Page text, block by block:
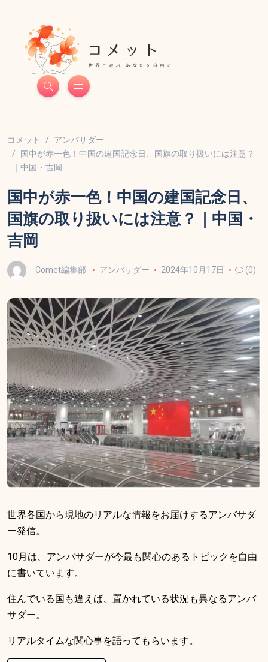
コメット
アンバサダー
国中が赤一色！中国の建国記念日、国旗の取り扱いには注意？
｜中国・吉岡
国中が赤一色！中国の建国記念日、
国旗の取り扱いには注意？｜中国・
吉岡
Comet編集部 アンバサダー 2024年10月17日 (0)
世界各国から現地のリアルな情報をお届けするアンバサダ
ー発信。
10月は、アンバサダーが今最も関心のあるトピックを自由
に書いています。
住んでいる国も違えば、置かれている状況も異なるアンバ
サダー。
リアルタイムな関心事を語ってもらいます。